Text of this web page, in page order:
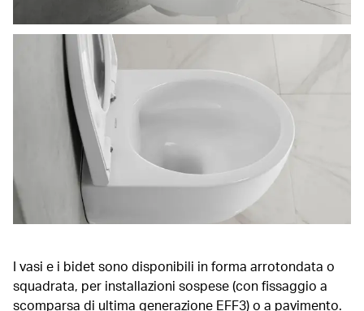
I vasi e i bidet sono disponibili in forma arrotondata o
squadrata, per installazioni sospese (con fissaggio a
scomparsa di ultima generazione EFF3) o a pavimento.